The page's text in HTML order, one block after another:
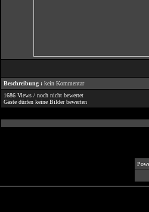
Beschreibung :kein Kommentar
1686 Views / noch nicht bewertet
Gäste dürfen keine Bilder bewerten